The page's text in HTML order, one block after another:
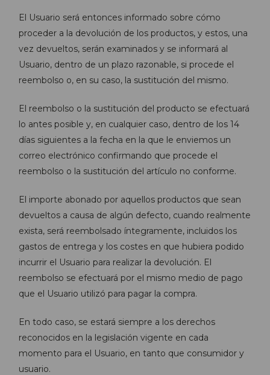
El Usuario será entonces informado sobre cómo
proceder a la devolución de los productos, y estos, una
vez devueltos, serán examinados y se informará al
Usuario, dentro de un plazo razonable, si procede el
reembolso o, en su caso, la sustitución del mismo.
El reembolso o la sustitución del producto se efectuará
lo antes posible y, en cualquier caso, dentro de los 14
días siguientes a la fecha en la que le enviemos un
correo electrónico confirmando que procede el
reembolso o la sustitución del artículo no conforme.
El importe abonado por aquellos productos que sean
devueltos a causa de algún defecto, cuando realmente
exista, será reembolsado íntegramente, incluidos los
gastos de entrega y los costes en que hubiera podido
incurrir el Usuario para realizar la devolución. El
reembolso se efectuará por el mismo medio de pago
que el Usuario utilizó para pagar la compra.
En todo caso, se estará siempre a los derechos
reconocidos en la legislación vigente en cada
momento para el Usuario, en tanto que consumidor y
usuario.